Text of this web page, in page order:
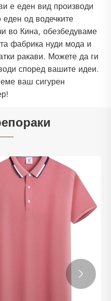
е еден вид производи
од водечките
во Кина, обезбедуваме
фабрика нуди мода и
ракави. Можете да ги
според вашите идеи.
ваш сигурен
